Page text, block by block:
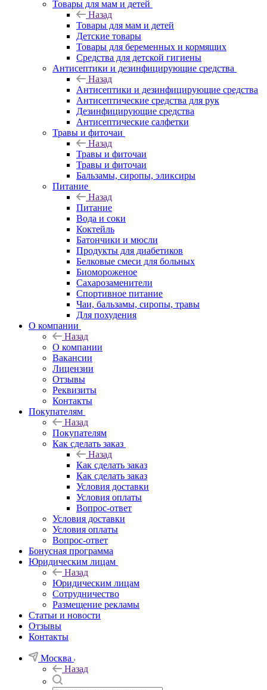
Товары для мам и детей
Назад
Товары для мам и детей
Детские товары
Товары для беременных и кормящих
Средства для детской гигиены
Антисептики и дезинфицирующие средства
Назад
Антисептики и дезинфицирующие средства
Антисептические средства для рук
Дезинфицирующие средства
Антисептические салфетки
Травы и фиточаи
Назад
Травы и фиточаи
Травы и фиточаи
Бальзамы, сиропы, эликсиры
Питание
Назад
Питание
Вода и соки
Коктейль
Батончики и мюсли
Продукты для диабетиков
Белковые смеси для больных
Биомороженое
Сахарозаменители
Спортивное питание
Чаи, бальзамы, сиропы, травы
Для похудения
О компании
Назад
О компании
Вакансии
Лицензии
Отзывы
Реквизиты
Контакты
Покупателям
Назад
Покупателям
Как сделать заказ
Назад
Как сделать заказ
Как сделать заказ
Условия доставки
Условия оплаты
Вопрос-ответ
Условия доставки
Условия оплаты
Вопрос-ответ
Бонусная программа
Юридическим лицам
Назад
Юридическим лицам
Сотрудничество
Размещение рекламы
Статьи и новости
Отзывы
Контакты
Москва
Назад